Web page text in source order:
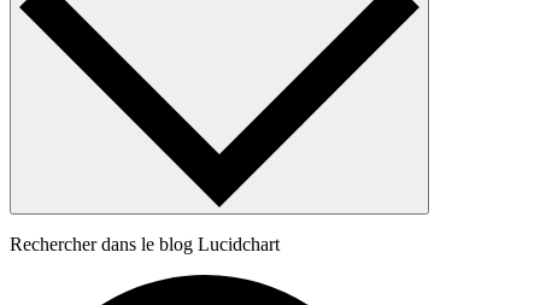
Rechercher dans le blog Lucidchart